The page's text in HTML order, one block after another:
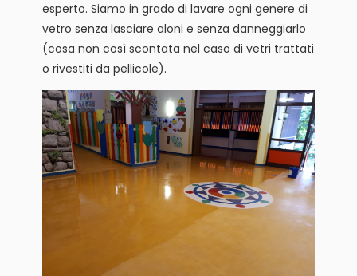
esperto. Siamo in grado di lavare ogni genere di
vetro senza lasciare aloni e senza danneggiarlo
(cosa non così scontata nel caso di vetri trattati
o rivestiti da pellicole).